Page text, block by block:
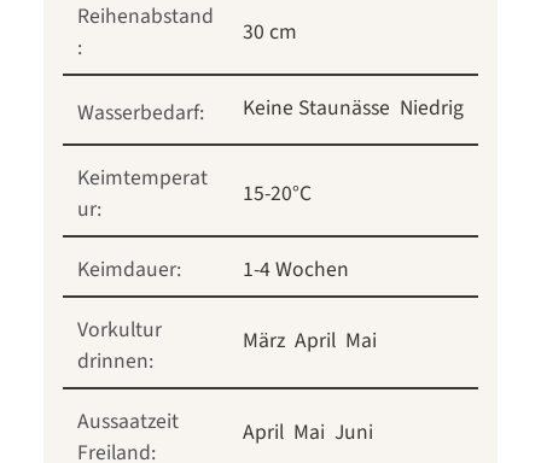
Reihenabstand
:
30 cm
Wasserbedarf: Keine Staunässe Niedrig
Keimtemperat
ur:
15-20°C
Keimdauer:
1-4 Wochen
Vorkultur
drinnen:
März April Mai
Aussaatzeit
Freiland:
April Mai Juni